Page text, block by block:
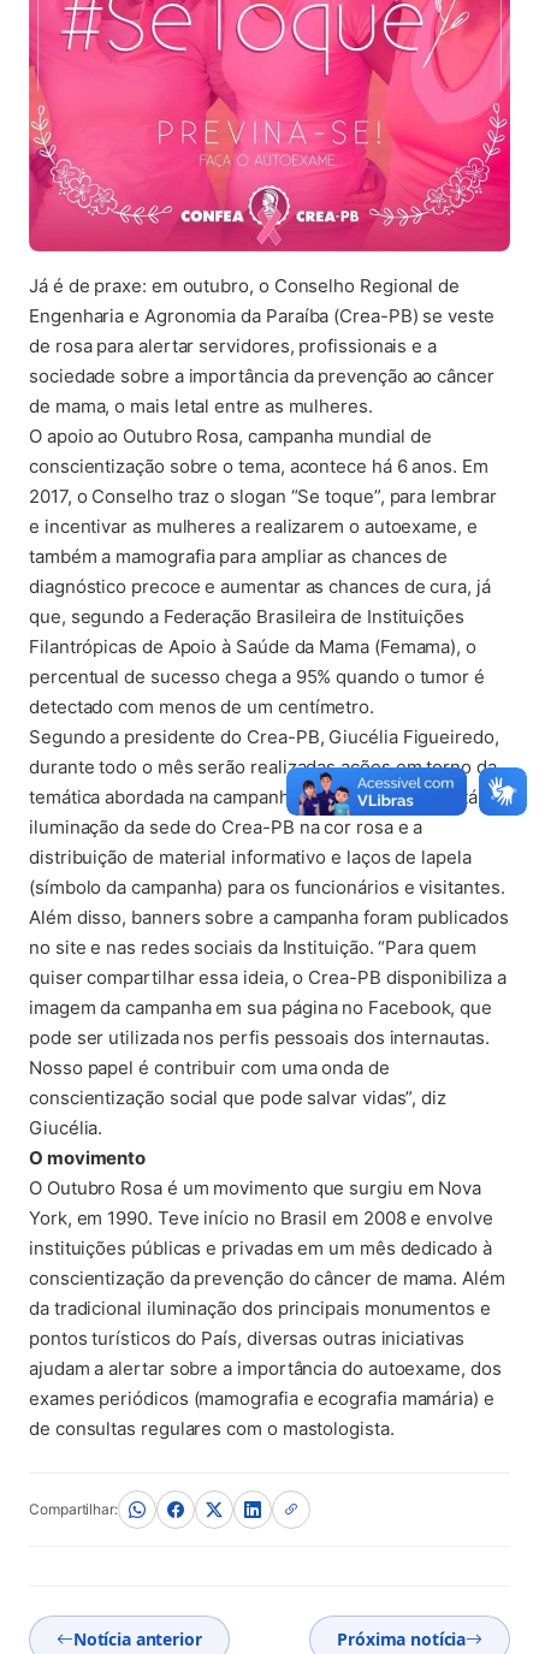
Já é de praxe: em outubro, o Conselho Regional de
Engenharia e Agronomia da Paraíba (Crea-PB) se veste
de rosa para alertar servidores, profissionais e a
sociedade sobre a importância da prevenção ao câncer
de mama, o mais letal entre as mulheres.
O apoio ao Outubro Rosa, campanha mundial de
conscientização sobre o tema, acontece há 6 anos. Em
2017, o Conselho traz o slogan “Se toque”, para lembrar
e incentivar as mulheres a realizarem o autoexame, e
também a mamografia para ampliar as chances de
diagnóstico precoce e aumentar as chances de cura, já
que, segundo a Federação Brasileira de Instituições
Filantrópicas de Apoio à Saúde da Mama (Femama), o
percentual de sucesso chega a 95% quando o tumor é
detectado com menos de um centímetro.
Segundo a presidente do Crea-PB, Giucélia Figueiredo,
durante todo o mês serão realizadas ações em torno da
temática abordada na campanha. Entre as ações, está a
iluminação da sede do Crea-PB na cor rosa e a
distribuição de material informativo e laços de lapela
(símbolo da campanha) para os funcionários e visitantes.
Além disso, banners sobre a campanha foram publicados
no site e nas redes sociais da Instituição. “Para quem
quiser compartilhar essa ideia, o Crea-PB disponibiliza a
imagem da campanha em sua página no Facebook, que
pode ser utilizada nos perfis pessoais dos internautas.
Nosso papel é contribuir com uma onda de
conscientização social que pode salvar vidas”, diz
Giucélia.
O movimento
O Outubro Rosa é um movimento que surgiu em Nova
York, em 1990. Teve início no Brasil em 2008 e envolve
instituições públicas e privadas em um mês dedicado à
conscientização da prevenção do câncer de mama. Além
da tradicional iluminação dos principais monumentos e
pontos turísticos do País, diversas outras iniciativas
ajudam a alertar sobre a importância do autoexame, dos
exames periódicos (mamografia e ecografia mamária) e
de consultas regulares com o mastologista.
Compartilhar:
Notícia anterior Próxima notícia